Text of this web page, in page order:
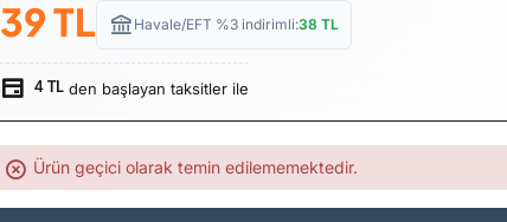
39TL Havale/EFT %3 indirimli:38 TL
4 TL den başlayan taksitler ile
Ürün geçici olarak temin edilememektedir.